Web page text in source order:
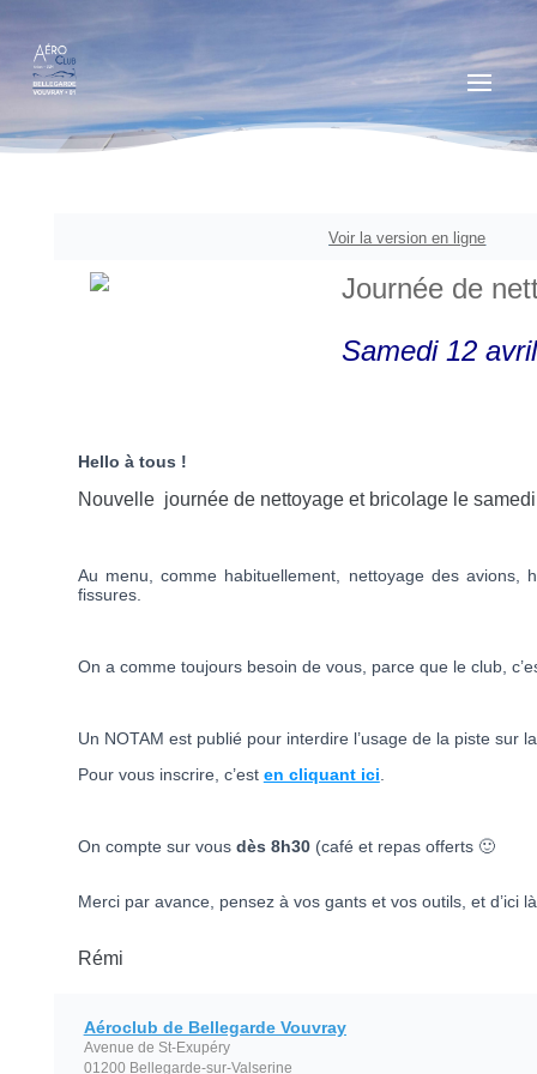
Voir la version en ligne
Journée de
Samedi 12
Hello à tous !
Nouvelle journée de nettoyage et bricolage le
Au menu, comme habituellement, nettoyage des avions,
fissures.
On a comme toujours besoin de vous, parce que le club,
Un NOTAM est publié pour interdire l’usage de la piste sur
Pour vous inscrire, c’est en cliquant ici
On compte sur vous dès 8h30 (café et repas offerts 🙂
Merci par avance, pensez à vos gants et vos outils, et d’ici
Rémi
Aéroclub de Bellegarde Vouvray
Avenue de St-Exupéry
01200 Bellegarde-sur-Valserine